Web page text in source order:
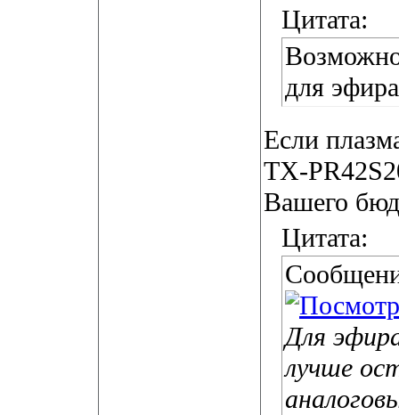
Цитата:
для
Если
TX-
Вашего
Цитата:
Для
лучше